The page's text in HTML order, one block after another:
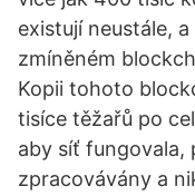
existují neustále,
zmíněném
Kopii tohoto
tisíce těžařů po
aby síť fungovala,
zpracovávány a